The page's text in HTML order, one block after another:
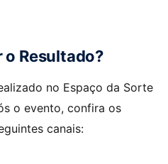
o Resultado?
no Espaço da Sorte
o evento, confira os
canais: